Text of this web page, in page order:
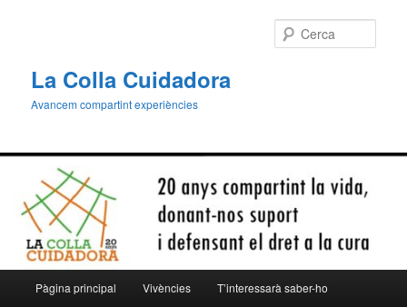
La Colla Cuidadora
Avancem compartint experiències
principal
Pàgina principal Vivències T’interessarà saber-ho